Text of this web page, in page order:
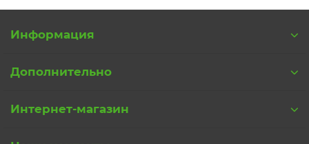
Информация
Дополнительно
Интернет-магазин